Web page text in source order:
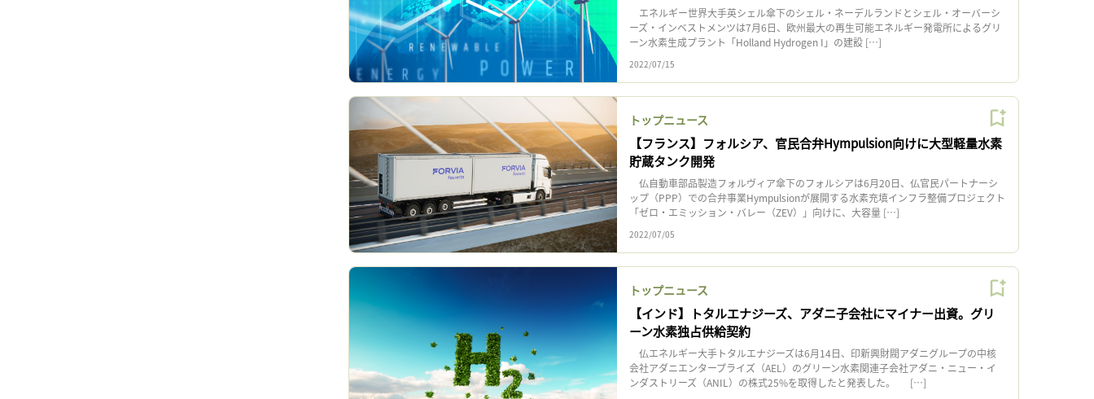
エネルギー世界大手英シェル傘下のシェル・ネーデルランドとシェル・オーバーシ
ーズ・インベストメンツは7月6日、欧州最大の再生可能エネルギー発電所によるグリ
ーン水素生成プラント「Holland Hydrogen I」の建設 […]
2022/07/15
トップニュース
【フランス】フォルシア、官民合弁Hympulsion向けに大型軽量水素
貯蔵タンク開発
仏自動車部品製造フォルヴィア傘下のフォルシアは6月20日、仏官民パートナーシ
ップ（PPP）での合弁事業Hympulsionが展開する水素充填インフラ整備プロジェクト
「ゼロ・エミッション・バレー（ZEV）」向けに、大容量 […]
2022/07/05
トップニュース
【インド】トタルエナジーズ、アダニ子会社にマイナー出資。グリ
ーン水素独占供給契約
仏エネルギー大手トタルエナジーズは6月14日、印新興財閥アダニグループの中核
会社アダニエンタープライズ（AEL）のグリーン水素関連子会社アダニ・ニュー・イ
ンダストリーズ（ANIL）の株式25%を取得したと発表した。 […]